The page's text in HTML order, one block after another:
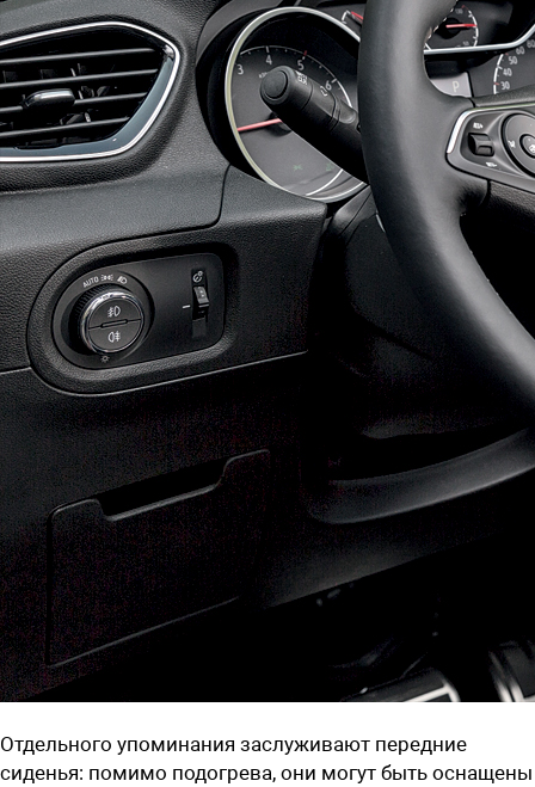
Отдельного упоминания заслуживают передние
сиденья: помимо подогрева, они могут быть оснащены